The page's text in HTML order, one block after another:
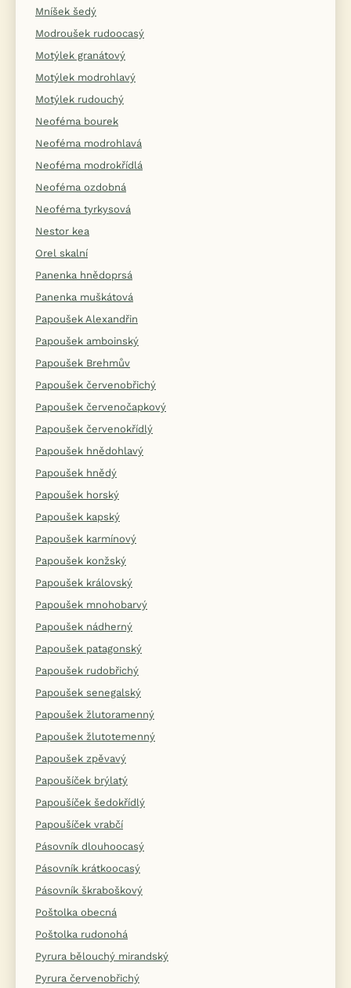
Mníšek šedý
Modroušek rudoocasý
Motýlek granátový
Motýlek modrohlavý
Motýlek rudouchý
Neoféma bourek
Neoféma modrohlavá
Neoféma modrokřídlá
Neoféma ozdobná
Neoféma tyrkysová
Nestor kea
Orel skalní
Panenka hnědoprsá
Panenka muškátová
Papoušek Alexandřin
Papoušek amboinský
Papoušek Brehmův
Papoušek červenobřichý
Papoušek červenočapkový
Papoušek červenokřídlý
Papoušek hnědohlavý
Papoušek hnědý
Papoušek horský
Papoušek kapský
Papoušek karmínový
Papoušek konžský
Papoušek královský
Papoušek mnohobarvý
Papoušek nádherný
Papoušek patagonský
Papoušek rudobřichý
Papoušek senegalský
Papoušek žlutoramenný
Papoušek žlutotemenný
Papoušek zpěvavý
Papoušíček brýlatý
Papoušíček šedokřídlý
Papoušíček vrabčí
Pásovník dlouhoocasý
Pásovník krátkoocasý
Pásovník škraboškový
Poštolka obecná
Poštolka rudonohá
Pyrura bělouchý mirandský
Pyrura červenobřichý